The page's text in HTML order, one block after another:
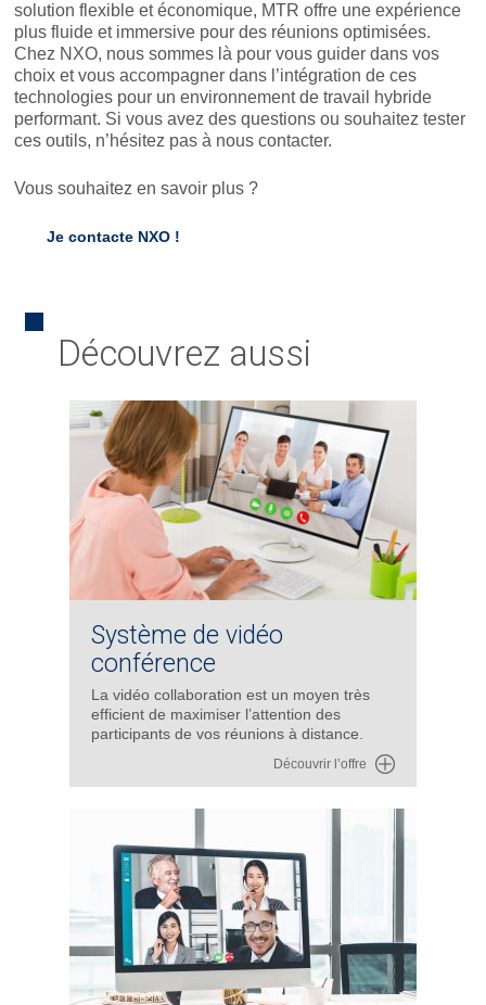
solution flexible et économique, MTR offre une expérience
plus fluide et immersive pour des réunions optimisées.
Chez NXO, nous sommes là pour vous guider dans vos
choix et vous accompagner dans l’intégration de ces
technologies pour un environnement de travail hybride
performant. Si vous avez des questions ou souhaitez tester
ces outils, n’hésitez pas à nous contacter.
Vous souhaitez en savoir plus ?
Je contacte NXO !
Découvrez aussi
Système de vidéo
conférence
La vidéo collaboration est un moyen très
efficient de maximiser l’attention des
participants de vos réunions à distance.
Découvrir l’offre